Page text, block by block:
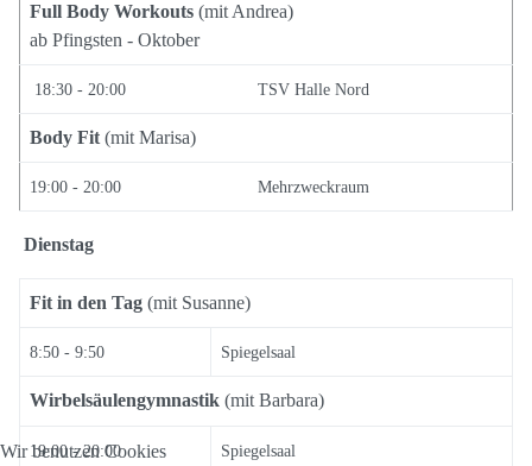
Full Body Workouts (mit Andrea)
ab Pfingsten - Oktober
18:30 - 20:00 TSV Halle Nord
Body Fit (mit Marisa)
19:00 - 20:00 Mehrzweckraum
Dienstag
Fit in den Tag (mit Susanne)
8:50 - 9:50 Spiegelsaal
Wirbelsäulengymnastik (mit Barbara)
19:00 - 20:00 Spiegelsaal
Wir benutzen Cookies